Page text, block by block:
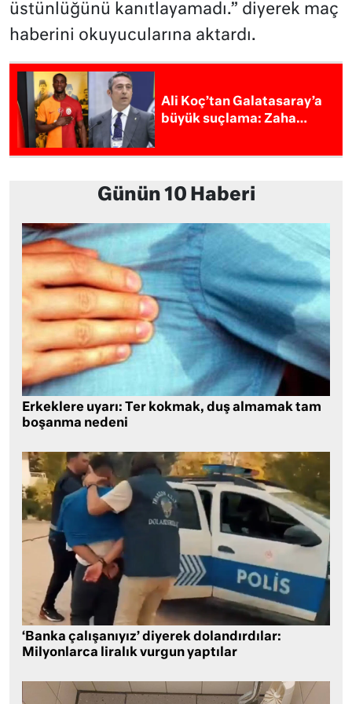
üstünlüğünü kanıtlayamadı.” diyerek maç
haberini okuyucularına aktardı.
Ali Koç’tan Galatasaray’a
büyük suçlama: Zaha…
Günün 10 Haberi
Erkeklere uyarı: Ter kokmak, duş almamak tam
boşanma nedeni
‘Banka çalışanıyız’ diyerek dolandırdılar:
Milyonlarca liralık vurgun yaptılar